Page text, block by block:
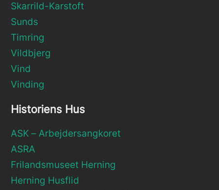
Skarrild-Karstoft
Sunds
Timring
Vildbjerg
Vind
Vinding
Historiens Hus
ASK – Arbejdersangkoret
ASRA
Frilandsmuseet Herning
Herning Husflid